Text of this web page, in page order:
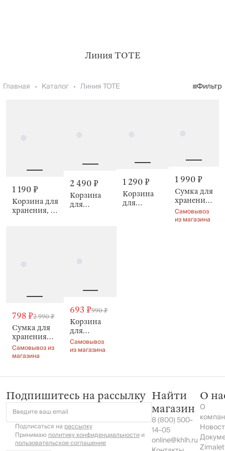
Линия TOTE
Главная Каталог Линия TOTE Фильтр
1 190 ₽
Корзина для
хранения, с
2 490 ₽
Корзина
для
1 290 ₽
Корзина
для
1 990 ₽
Сумка для
хранения
белья, с
ручками,
Самовывоз
из магазина
798 ₽2 990 ₽
Сумка для
хранения
белья, 38х40
см, с
Самовывоз из
магазина
693 ₽990 ₽
Корзина
для
хранения,
26х20х12
Tote
Самовывоз
из магазина
Подпишитесь на рассылку
Введите ваш email
Подписаться на рассылку
Принимаюполитику конфиденциальностии
пользовательское соглашение
Найти
магазин
8 (800) 500-
14-05
online@khlh.ru
О
О